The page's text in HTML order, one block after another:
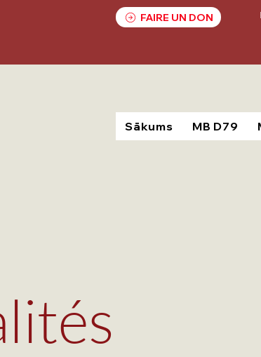
FAIRE UN DON
Sākums MB D79